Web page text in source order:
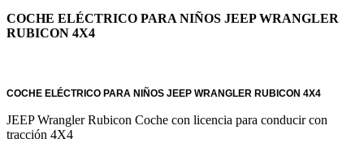
COCHE ELÉCTRICO PARA NIÑOS JEEP WRANGLER
RUBICON 4X4
COCHE ELÉCTRICO PARA NIÑOS JEEP WRANGLER RUBICON 4X4
JEEP Wrangler Rubicon Coche con licencia para conducir con
tracción 4X4